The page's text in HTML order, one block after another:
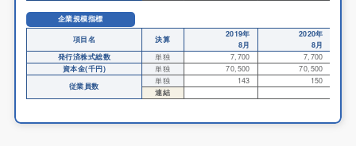
企業規模指標
項目名
決算
2019年
8月
2020年
8月
発行済株式総数
単独 7,700
7,700
資本金(千円)
単独 70,500
70,500
従業員数
単独 143
150
連結